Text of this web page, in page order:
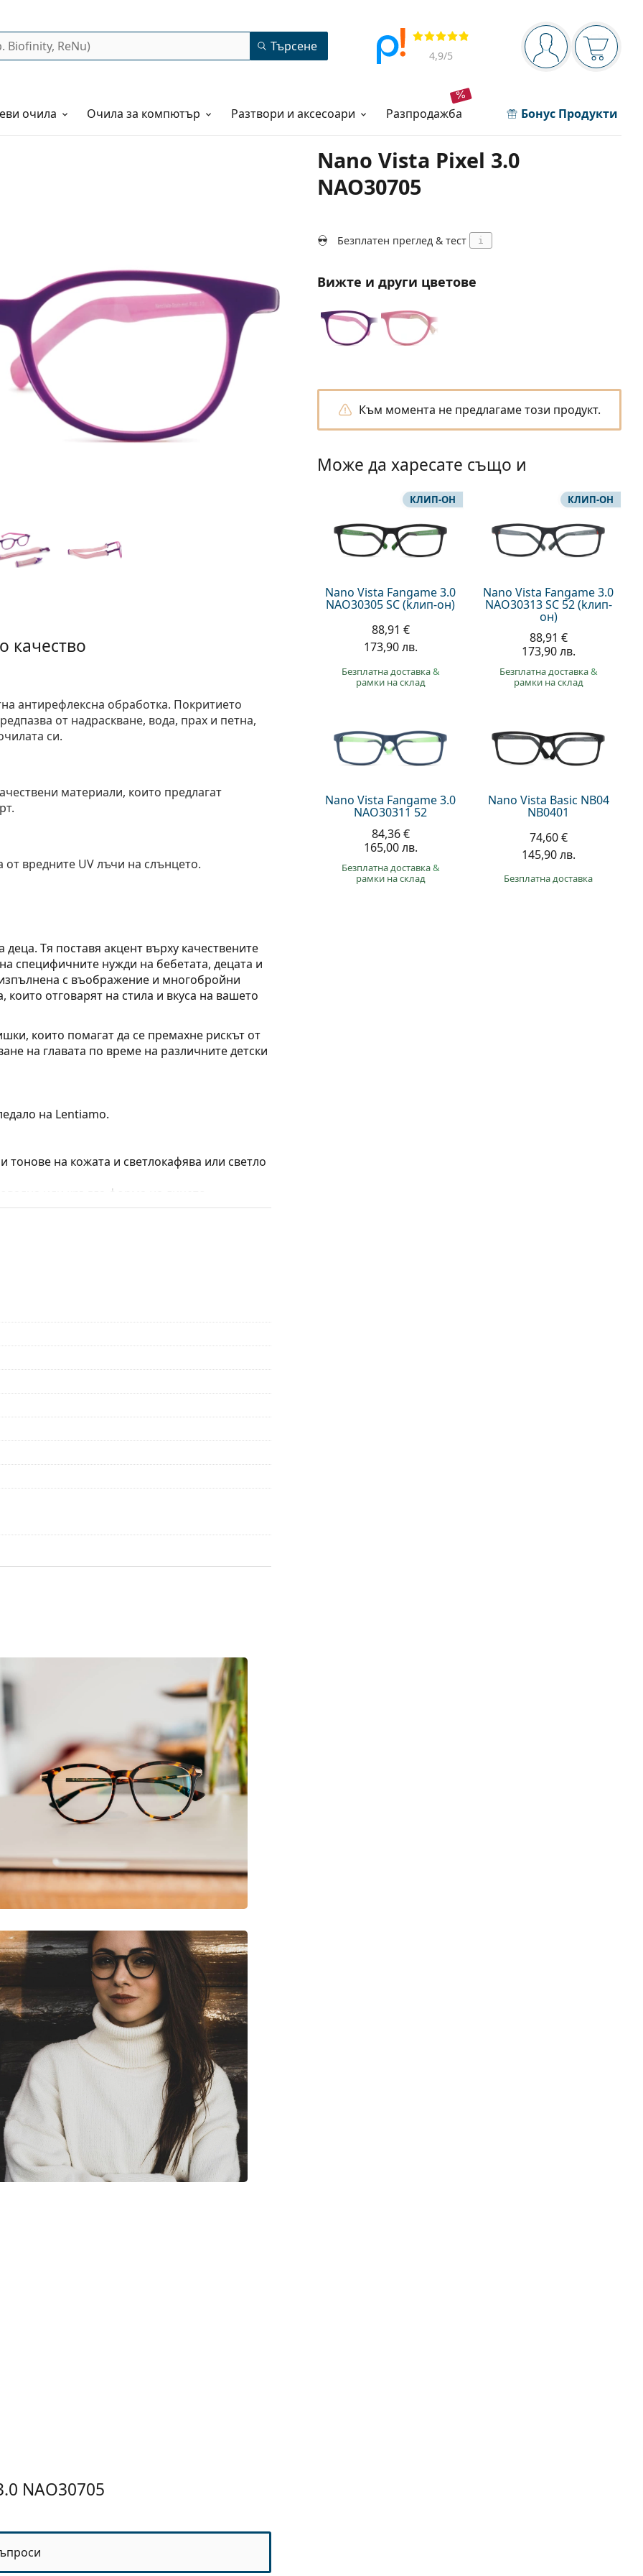
Navigation panel
Вие сте вписани
Прегледи
4,9/5
Търсене
очила Очила за компютър Разтвори и аксесоари разпродажба Бонус Продукти
Nano Vista Pixel 3.0
NAO30705
Безплатен преглед & тест i
Вижте и други цветове
Към момента не предлагаме този продукт.
Може да харесате също и
Nano Vista Fangame 3.0
NAO30305 SC (kлип-он)
КЛИП-ОН
88,91 €
173,90 лв.
Безплатна доставка&
рамки на склад
Nano Vista Fangame 3.0
NAO30313 SC 52 (kлип-
он)
КЛИП-ОН
88,91 €
173,90 лв.
Безплатна доставка&
рамки на склад
Nano Vista Fangame 3.0
NAO30311 52
84,36 €
165,00 лв.
Безплатна доставка&
рамки на склад
Nano Vista Basic NB04
NB0401
74,60 €
145,90 лв.
Безплатна доставка
качество
антирефлексна обработка. Покритието
от надраскване, вода, прах и петна,
си.
материали, които предлагат
вредните UV лъчи на слънцето.
Тя поставя акцент върху качествените
специфичните нужди на бебетата, децата и
с въображение и многобройни
отговарят на стила и вкуса на вашето
които помагат да се премахне рискът от
на главата по време на различните детски
на Lentiamo.
тонове на кожата и светлокафява или светло
или кръгла форма на лицето.
пластмаса, която предлага висока
вид.
издръжливостта и фактът, че
срещу повреди. Този тип рамка е подходяща
спектър на движение – до над 90 °,
са по-устойчиви на повреди и задържат
текстилна торбичка. Цветът на калъфа
за почистване и грижа за тях. Някои
вместо с кърпа.
модели или разгледайте нашето
преди употреба.
NAO30705